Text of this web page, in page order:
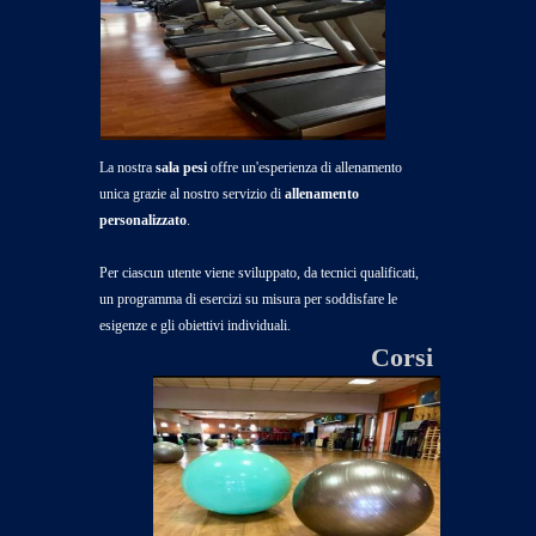
La nostra sala pesi offre un'esperienza di allenamento
unica grazie al nostro servizio di allenamento
personalizzato.
Per ciascun utente viene sviluppato, da tecnici qualificati,
un programma di esercizi su misura per soddisfare le
esigenze e gli obiettivi individuali.
Corsi